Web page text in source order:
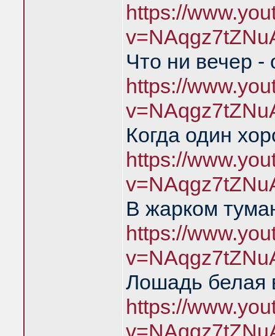
https://
Что ни вечер -
https://
Когда один
https://
В жарком
https://
Лошадь белая
https://